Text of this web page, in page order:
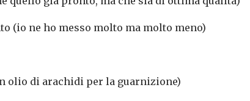
(io ne ho messo molto ma molto meno)
olio di arachidi per la guarnizione)